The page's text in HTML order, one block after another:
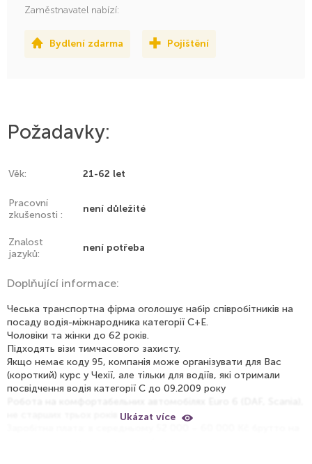
Zaměstnavatel nabízí:
Bydlení zdarma Pojištění
Požadavky:
Věk: 21-62 let
Pracovní
zkušenosti :
není důležité
Znalost
jazyků:
není potřeba
Doplňující informace:
Чеська транспортна фірма оголошує набір співробітників на
посаду водія-міжнародника категорії C+E.
Чоловіки та жінки до 62 років.
Підходять візи тимчасового захисту.
Якщо немає коду 95, компанія може організувати для Вас
(короткий) курс у Чехії, але тільки для водіїв, які отримали
посвідчення водія категорії С до 09.2009 року
Ukázat více